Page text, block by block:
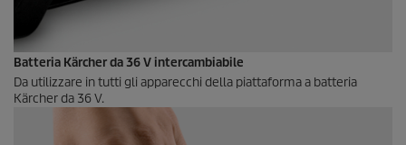
Batteria Kärcher da 36 V intercambiabile
Da utilizzare in tutti gli apparecchi della piattaforma a batteria
Kärcher da 36 V.